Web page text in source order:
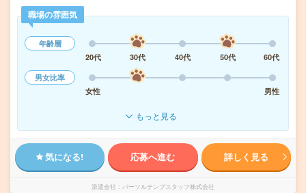
職場の雰囲気
年齢層
20代
30代 40代 50代
60代
男女比率
女性
男性
もっと見る
気になる! 応募へ進む 詳しく見る
派遣会社 パーソルテンプスタッフ株式会社